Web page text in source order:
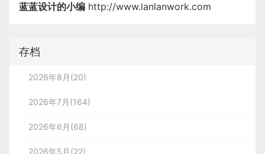
蓝蓝设计的小编 http://www.lanlanwork.com
存档
2026年8月(20)
2026年7月(164)
2026年6月(68)
2026年5月(22)